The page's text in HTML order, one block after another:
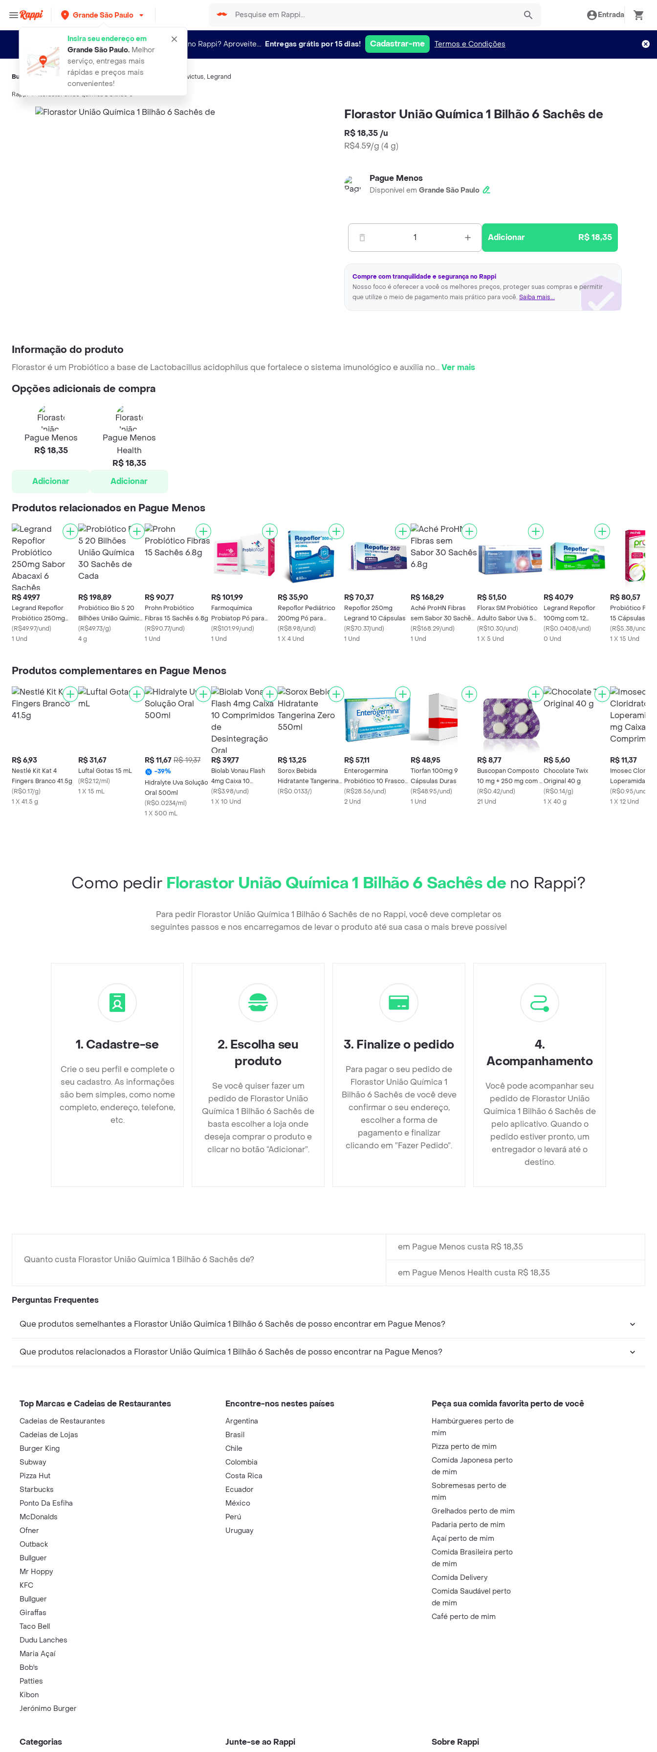
Grande São Paulo
Insira seu endereço em
Grande São Paulo.Melhor
serviço, entregas mais
rápidas e preços mais
convenientes!
Entrada
Novo no Rappi? Aproveite... Entregas grátis por 15 dias! Cadastrar-me Termos e Condições
Buscas relacionadas:Probiótico, União Química Invictus, Legrand
Rappi florastor uniao quimica 1 bilhao 6
Florastor União Química 1 Bilhão 6 Sachês de
R$ 18,35 /u
R$4.59/g (4 g)
Pague Menos
Disponível em Grande São Paulo
1 Adicionar R$ 18,35
Compre com tranquilidade e segurança no Rappi
Nosso foco é oferecer a você os melhores preços, proteger suas compras e permitir
que utilize o meio de pagamento mais prático para você. Saiba mais...
Informação do produto
Florastor é um Probiótico a base de Lactobacillus acidophilus que fortalece o sistema imunológico e auxilia no...Ver mais
Opções adicionais de compra
Pague Menos
R$ 18,35
Adicionar
Pague Menos
Health
R$ 18,35
Adicionar
Produtos relacionados en Pague Menos
R$ 49,97
Legrand Repoflor
Probiótico 250mg
Sabor Abacaxi 6
Sachês
(R$49.97/und)
1 Und
R$ 198,89
Probiótico Bio 5 20
Bilhões União Química
30 Sachês de Cada
(R$49.73/g)
4 g
R$ 90,77
Prohn Probiótico
Fibras 15 Sachês 6.8g
(R$90.77/und)
1 Und
R$ 101,99
Farmoquímica
Probiatop Pó para
Solução Oral 15
Sachês de 1 g
(R$101.99/und)
1 Und
R$ 35,90
Repoflor Pediátrico
200mg Pó para
Solução de Uso Oral
Legrand Caixa 4
(R$8.98/und)
1 X 4 Und
R$ 70,37
Repoflor 250mg
Legrand 10 Cápsulas
(R$70.37/und)
1 Und
R$ 168,29
Aché ProHN Fibras
sem Sabor 30 Sachês
6.8g
(R$168.29/und)
1 Und
R$ 51,50
Florax SM Probiótico
Adulto Sabor Uva 5
Flaconetes x 5ml
(R$10.30/und)
1 X 5 Und
R$ 40,79
Legrand Repoflor
100mg com 12
Cápsulas
(R$0.0408/und)
0 Und
R$ 80,57
Probiótico
15 Cápsulas
(R$5.38/und
1 X 15 Und
Produtos complementares en Pague Menos
R$ 6,93
Nestlé Kit Kat 4
Fingers Branco 41.5g
(R$0.17/g)
1 X 41.5 g
R$ 31,67
Luftal Gotas 15 mL
(R$2.12/ml)
1 X 15 mL
R$ 11,67 R$ 19,37
-39%
Hidralyte Uva Solução
Oral 500ml
(R$0.0234/ml)
1 X 500 mL
R$ 39,77
Biolab Vonau Flash
4mg Caixa 10
Comprimidos de
Desintegração Oral
(R$3.98/und)
1 X 10 Und
R$ 13,25
Sorox Bebida
Hidratante Tangerina
Zero 550ml
(R$0.0133/)
R$ 57,11
Enterogermina
Probiótico 10 Frascos
de 5ml
(R$28.56/und)
2 Und
R$ 48,95
Tiorfan 100mg 9
Cápsulas Duras
(R$48.95/und)
1 Und
R$ 8,77
Buscopan Composto
10 mg + 250 mg com 4
Comprimidos
(R$0.42/und)
21 Und
R$ 5,60
Chocolate Twix
Original 40 g
(R$0.14/g)
1 X 40 g
R$ 11,37
Imosec
Loperamida 2
Caixa com 12
Comprimidos
(R$0.95/und
1 X 12 Und
Como pedir Florastor União Química 1 Bilhão 6 Sachês de no Rappi?
Para pedir Florastor União Química 1 Bilhão 6 Sachês de no Rappi, você deve completar os
seguintes passos e nos encarregamos de levar o produto até sua casa o mais breve possível
1. Cadastre-se
Crie o seu perfil e complete o
seu cadastro. As informações
são bem simples, como nome
completo, endereço, telefone,
etc.
2. Escolha seu
produto
Se você quiser fazer um
pedido de Florastor União
Química 1 Bilhão 6 Sachês de
basta escolher a loja onde
deseja comprar o produto e
clicar no botão “Adicionar”.
3. Finalize o pedido
Para pagar o seu pedido de
Florastor União Química 1
Bilhão 6 Sachês de você deve
confirmar o seu endereço,
escolher a forma de
pagamento e finalizar
clicando em ”Fazer Pedido”.
4.
Acompanhamento
Você pode acompanhar seu
pedido de Florastor União
Química 1 Bilhão 6 Sachês de
pelo aplicativo. Quando o
pedido estiver pronto, um
entregador o levará até o
destino.
Quanto custa Florastor União Química 1 Bilhão 6 Sachês de?
em Pague Menos custa R$ 18,35
em Pague Menos Health custa R$ 18,35
Perguntas Frequentes
Que produtos semelhantes a Florastor União Química 1 Bilhão 6 Sachês de posso encontrar em Pague Menos?
Que produtos relacionados a Florastor União Química 1 Bilhão 6 Sachês de posso encontrar na Pague Menos?
Top Marcas e Cadeias de Restaurantes
Cadeias de Restaurantes
Cadeias de Lojas
Burger King
Subway
Pizza Hut
Starbucks
Ponto Da Esfiha
McDonalds
Ofner
Outback
Bullguer
Mr Hoppy
KFC
Bullguer
Giraffas
Taco Bell
Dudu Lanches
Maria Açaí
Bob's
Patties
Kibon
Jerónimo Burger
Encontre-nos nestes países
Argentina
Brasil
Chile
Colombia
Costa Rica
Ecuador
México
Perú
Uruguay
Peça sua comida favorita perto de você
Hambúrgueres perto de
mim
Pizza perto de mim
Comida Japonesa perto
de mim
Sobremesas perto de
mim
Grelhados perto de mim
Padaria perto de mim
Açaí perto de mim
Comida Brasileira perto
de mim
Comida Delivery
Comida Saudável perto
de mim
Café perto de mim
Categorias Junte-se ao Rappi Sobre Rappi